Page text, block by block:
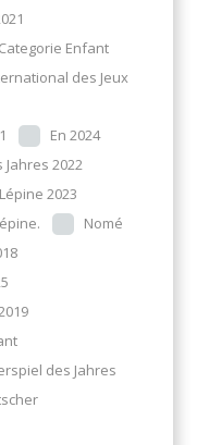
Enfant
des Jeux
En 2024
2022
2023
Nomé
2019
des Jahres